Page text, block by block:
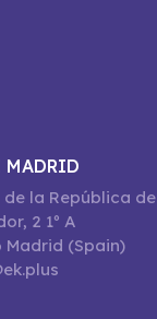
MADRID
de la República de
2 1º A
Madrid (Spain)